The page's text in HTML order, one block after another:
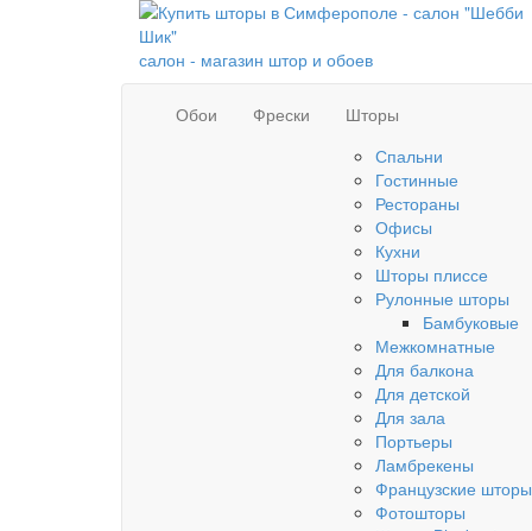
салон - магазин штор и обоев
Обои Фрески
Шторы
Спальни
Гостинные
Рестораны
Офисы
Кухни
Шторы плиссе
Рулонные шторы
Бамбуковые
Межкомнатные
Для балкона
Для детской
Для зала
Портьеры
Ламбрекены
Французские шторы
Фотошторы